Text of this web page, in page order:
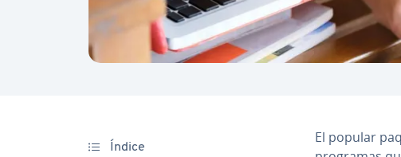
Índice
El popular